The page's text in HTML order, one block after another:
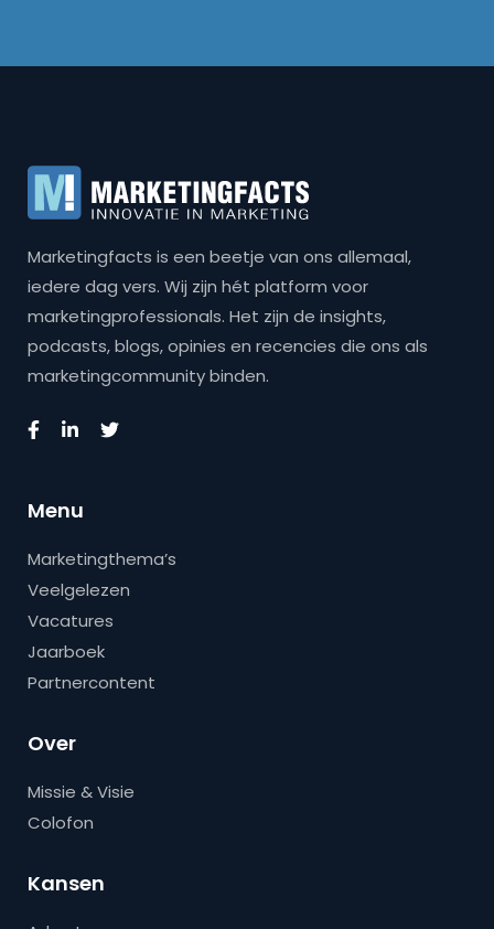
Marketingfacts is een beetje van ons allemaal,
iedere dag vers. Wij zijn hét platform voor
marketingprofessionals. Het zijn de insights,
podcasts, blogs, opinies en recencies die ons als
marketingcommunity binden.
Menu
Marketingthema’s
Veelgelezen
Vacatures
Jaarboek
Partnercontent
Over
Missie & Visie
Colofon
Kansen